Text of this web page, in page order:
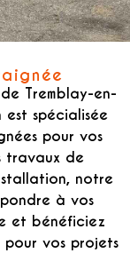
Tremblay-en-
est spécialisée
pour vos
travaux de
notre
à vos
et bénéficiez
pour vos projets